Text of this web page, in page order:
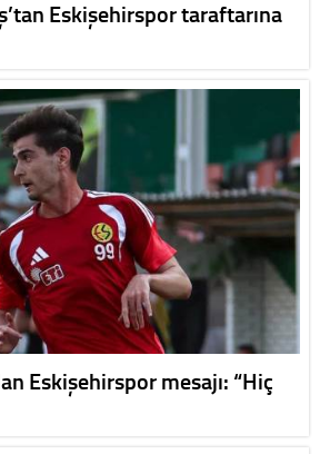
Eskişehirspor taraftarına
Eskişehirspor mesajı: “Hiç